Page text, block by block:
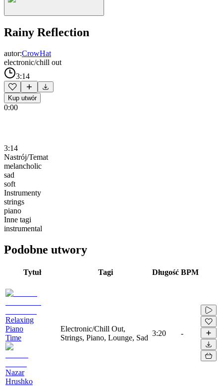
Rainy Reflection
autor:CrowHat
electronic/chill out
3:14
Kup utwór
0:00
3:14
Nastrój/Temat
melancholic
sad
soft
Instrumenty
strings
piano
Inne tagi
instrumental
Podobne utwory
Tytuł Tagi Długość BPM
Relaxing
Piano
Time
Nazar
Hrushko
Electronic/Chill Out,
Strings, Piano, Lounge, Sad
3:20 -